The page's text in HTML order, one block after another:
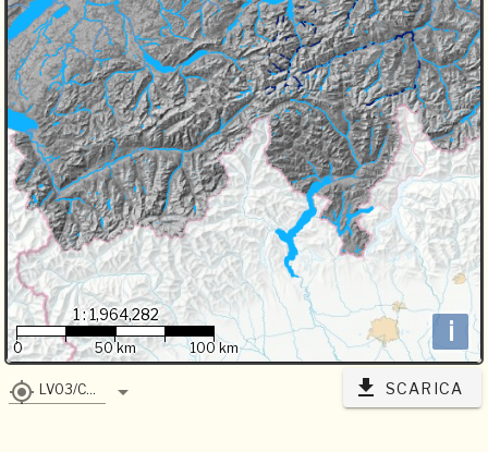
i
1 : 1,964,282
0 50 km 100 km
LV03/CH1903 SCARICA